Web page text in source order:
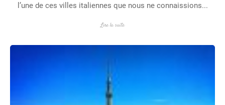
l’une de ces villes italiennes que nous ne connaissions...
Lire la suite